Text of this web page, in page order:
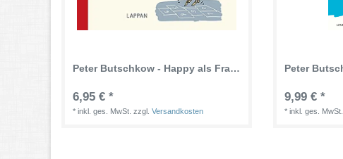
Peter Butschkow - Happy als Frau mit 70 (Deutsch) Gebundene Ausgabe - 48 Seiten
6,95 € *
*inkl. ges. MwSt. zzgl.Versandkosten
9,99 € *
*inkl. ges. MwSt.